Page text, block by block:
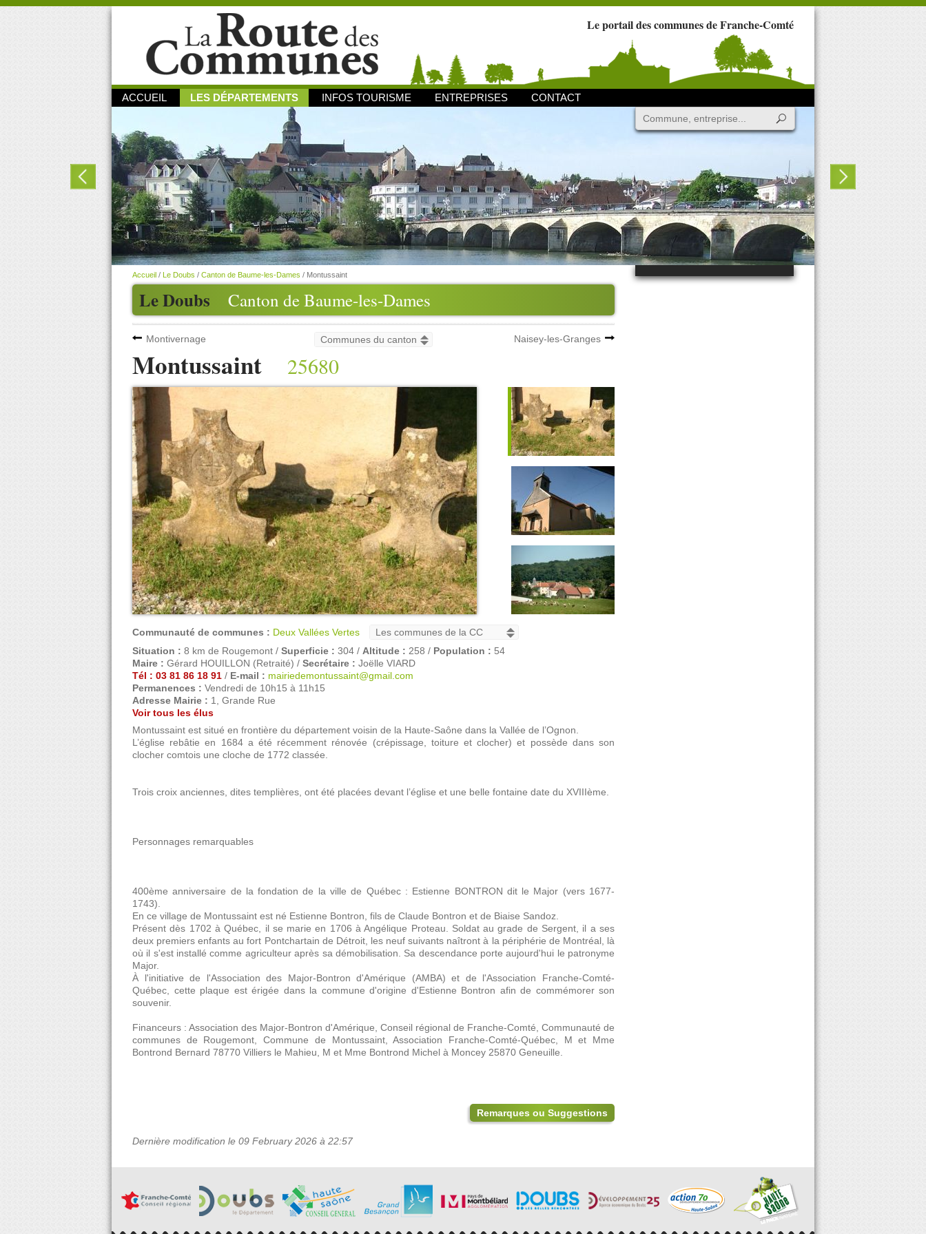
Le portail des communes de Franche-Comté
ACCUEIL LES DÉPARTEMENTS INFOS TOURISME ENTREPRISES CONTACT
Le Doubs Canton de Baume-les-Dames
Accueil / Le Doubs / Canton de Baume-les-Dames / Montussaint
Montivernage Naisey-les-Granges
Montussaint 25680
Communauté de communes : Deux Vallées Vertes
Situation : 8 km de Rougemont / Superficie : 304 / Altitude : 258 / Population : 54
Maire : Gérard HOUILLON (Retraité) / Secrétaire : Joëlle VIARD
Tél : 03 81 86 18 91 / E-mail : mairiedemontussaint@gmail.com
Permanences : Vendredi de 10h15 à 11h15
Adresse Mairie : 1, Grande Rue
Voir tous les élus
Montussaint est situé en frontière du département voisin de la Haute-Saône dans la Vallée de l’Ognon.
L’église rebâtie en 1684 a été récemment rénovée (crépissage, toiture et clocher) et possède dans son
clocher comtois une cloche de 1772 classée.
Trois croix anciennes, dites templières, ont été placées devant l’église et une belle fontaine date du XVIIIème.
Personnages remarquables
400ème anniversaire de la fondation de la ville de Québec : Estienne BONTRON dit le Major (vers 1677-
1743).
En ce village de Montussaint est né Estienne Bontron, fils de Claude Bontron et de Biaise Sandoz.
Présent dès 1702 à Québec, il se marie en 1706 à Angélique Proteau. Soldat au grade de Sergent, il a ses
deux premiers enfants au fort Pontchartain de Détroit, les neuf suivants naîtront à la périphérie de Montréal, là
où il s'est installé comme agriculteur après sa démobilisation. Sa descendance porte aujourd'hui le patronyme
Major.
À l'initiative de l'Association des Major-Bontron d'Amérique (AMBA) et de l'Association Franche-Comté-
Québec, cette plaque est érigée dans la commune d'origine d'Estienne Bontron afin de commémorer son
souvenir.
Financeurs : Association des Major-Bontron d'Amérique, Conseil régional de Franche-Comté, Communauté de
communes de Rougemont, Commune de Montussaint, Association Franche-Comté-Québec, M et Mme
Bontrond Bernard 78770 Villiers le Mahieu, M et Mme Bontrond Michel à Moncey 25870 Geneuille.
Remarques ou Suggestions
Dernière modification le 09 February 2026 à 22:57